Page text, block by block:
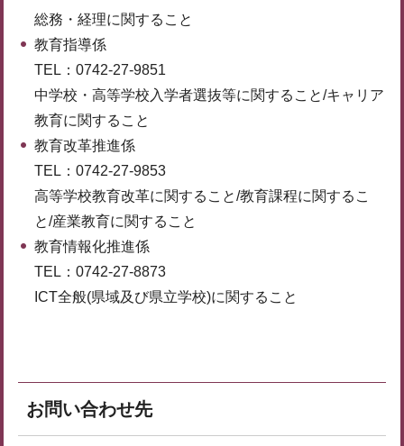
総務・経理に関すること
教育指導係
TEL：0742-27-9851
中学校・高等学校入学者選抜等に関すること/キャリア
教育に関すること
教育改革推進係
TEL：0742-27-9853
高等学校教育改革に関すること/教育課程に関するこ
と/産業教育に関すること
教育情報化推進係
TEL：0742-27-8873
ICT全般(県域及び県立学校)に関すること
お問い合わせ先